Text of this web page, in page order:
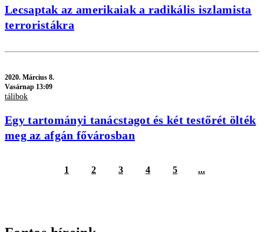
Lecsaptak az amerikaiak a radikális iszlamista
terroristákra
2020. Március 8.
Vasárnap 13:09
tálibok
Egy tartományi tanácstagot és két testőrét ölték
meg az afgán fővárosban
1 2 3 4 5 ...